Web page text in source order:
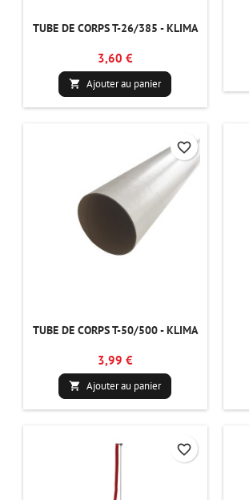
TUBE DE CORPS T-26/385 - KLIMA
3,60 €
 Ajouter au panier
TUBE DE CORPS T-50/500 - KLIMA
3,99 €
 Ajouter au panier
favorite_border
favorite_border